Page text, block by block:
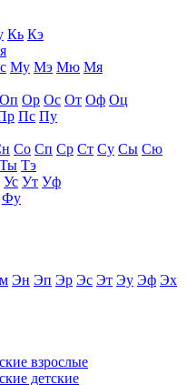
Кь Кэ
Му Мэ Мю Мя
Оп Ор Ос От Оф Оц
Пс Пу
Со Сп Ср Ст Су Сы Сю
Ты Тэ
Ус Ут Уф
Фу
Эн Эп Эр Эс Эт Эу Эф Эх
взрослые
детские